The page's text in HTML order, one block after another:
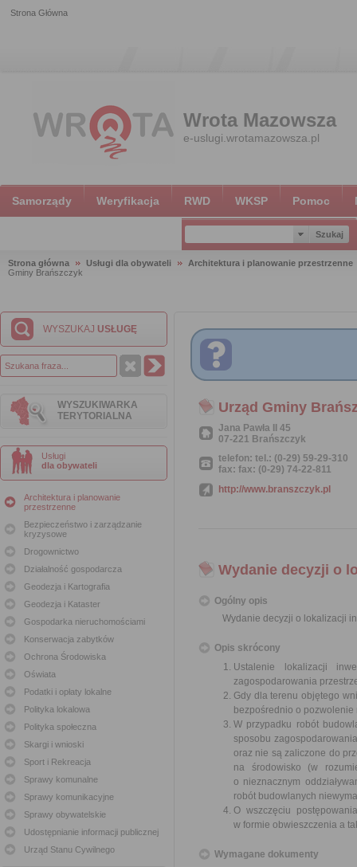
Strona Główna
Wrota Mazowsza
e-uslugi.wrotamazowsza.pl
Samorządy Weryfikacja RWD WKSP Pomoc
Strona główna Usługi dla obywateli
Architektura i planowanie przestrzenne
Gminy Brańszczyk
WYSZUKAJ USŁUGĘ
WYSZUKIWARKA
TERYTORIALNA
Usługi
dla obywateli
Architektura i planowanie
przestrzenne
Bezpieczeństwo i zarządzanie
kryzysowe
Drogownictwo
Działalność gospodarcza
Geodezja i Kartografia
Geodezja i Kataster
Gospodarka nieruchomościami
Konserwacja zabytków
Ochrona Środowiska
Oświata
Podatki i opłaty lokalne
Polityka lokalowa
Polityka społeczna
Skargi i wnioski
Sport i Rekreacja
Sprawy komunalne
Sprawy komunikacyjne
Sprawy obywatelskie
Udostępnianie informacji publicznej
Urząd Stanu Cywilnego
Urząd Gminy
Jana Pawła II 45
07-221 Brańszczyk
telefon: tel.: (0-29) 59-29-310
fax: fax: (0-29) 74-22-811
http://www.branszczyk.pl
Wydanie decyzji o
Ogólny opis
Wydanie decyzji o lokalizacji
Opis skrócony
Ustalenie lokalizacji
zagospodarowania
Gdy dla terenu objętego
bezpośrednio o
W przypadku robót
sposobu
oraz nie są zaliczone do
na środowisko (w
o nieznacznym
robót budowlanych
O wszczęciu
w formie obwieszczenia a
Wymagane dokumenty